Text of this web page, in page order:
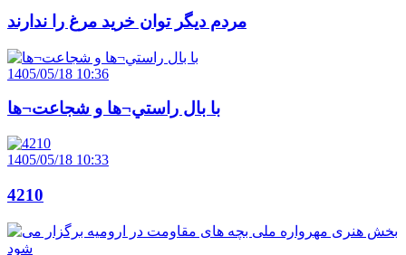
مردم ديگر توان خريد مرغ را ندارند
1405/05/18 10:36
با بال راستي¬ها و شجاعت¬ها
1405/05/18 10:33
4210